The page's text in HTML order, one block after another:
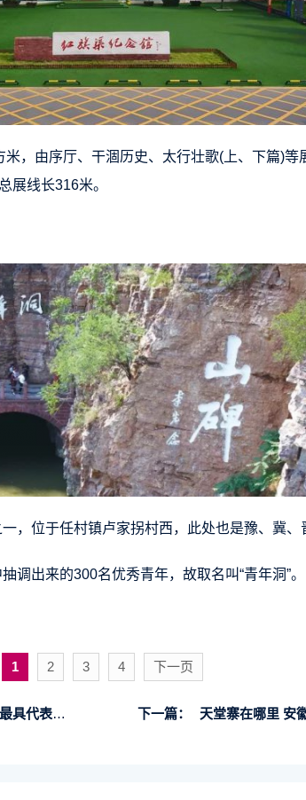
，由序厅、干涸历史、太行壮歌(上、下篇)等
展线长316米。
，位于任村镇卢家拐村西，此处也是豫、冀、
调出来的300名优秀青年，故取名叫“青年洞”。
1 2 3 4 下一页
大著名景点 下一篇： 天堂寨在哪里 安徽